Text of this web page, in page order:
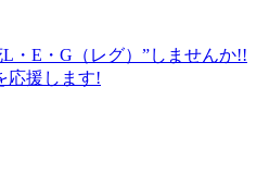
L・E・G（レグ）”しませんか!!
応援します!